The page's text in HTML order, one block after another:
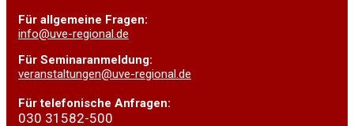
Für allgemeine Fragen:
info@uve-regional.de
Für Seminaranmeldung:
veranstaltungen@uve-regional.de
Für telefonische Anfragen:
030 31582-500